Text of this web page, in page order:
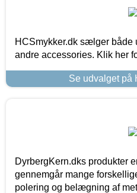
HCSmykker.dk sælger både
andre accessories. Klik her
Se udvalget på
DyrbergKern.dks produkter
gennemgår mange
polering og belægning af